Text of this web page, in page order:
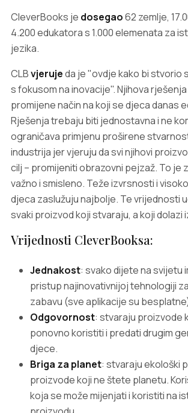
CleverBooks je dosegao62 zemlje,
4.200 edukatora s 1.000 elemenata za
jezika.
CLBvjerujeda je "ovdje kako bi stvorio
s fokusom na inovacije". Njihova
promijene način na koji se djeca danas
Rješenja trebaju biti jednostavna i ne
ograničava primjenu proširene
industrija jer vjeruju da svi njihovi
cilj – promijeniti obrazovni pejzaž. To je
važno i smisleno. Teže izvrsnosti i
djeca zaslužuju najbolje. Te vrijednosti
svaki proizvod koji stvaraju, a koji dolazi
Vrijednosti CleverBooksa:
Jednakost: svako dijete na svijetu
pristup najinovativnijoj tehnologiji
zabavu (sve aplikacije su
Odgovornost: stvaraju proizvode
ponovno koristiti i predati drugim
djece.
Briga za planet: stvaraju ekološki
proizvode koji ne štete planetu.
koja se može mijenjati i koristiti na